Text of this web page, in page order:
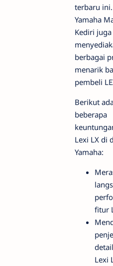
terbaru
Yamaha
Kediri juga
berbagai
menarik
pembeli
Berikut
beberapa
Lexi LX di
Yamaha:
fitur
Lexi